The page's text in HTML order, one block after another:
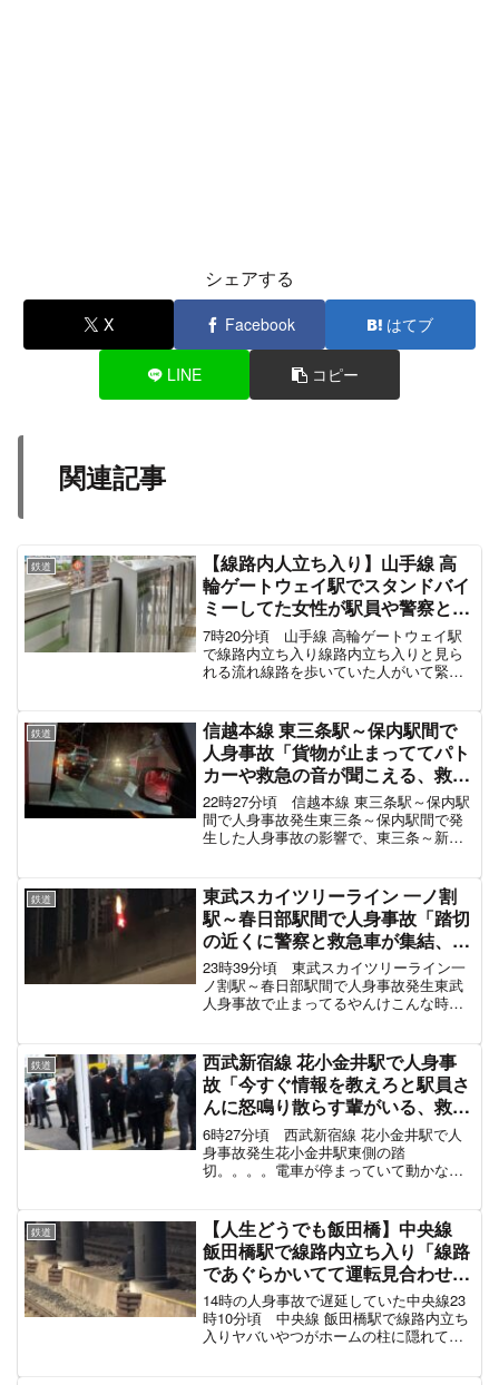
シェアする
X Facebook はてブ
LINE コピー
関連記事
鉄道
【線路内人立ち入り】山手線 高
輪ゲートウェイ駅でスタンドバイ
ミーしてた女性が駅員や警察と鬼
ごっこ「黄色い帽子の女が線路内
立ち入り、堂々と歩いててヤバか
った」京浜東北線も巻き込まれ電
7時20分頃 山手線 高輪ゲートウェイ駅
で線路内立ち入り線路内立ち入りと見ら
れる流れ線路を歩いていた人がいて緊急
いかけ↓発生から10分程度で立ち入った
女性を発見↓12分...
鉄道
信越本線 東三条駅～保内駅間で
人身事故「貨物が止まっててパト
カーや救急の音が聞こえる、救出
作業が難航」電車遅延5月6日
22時27分頃 信越本線 東三条駅～保内駅
間で人身事故発生東三条～保内駅間で発
生した人身事故の影響で、東三条～新潟
わせています。信越本線 人身事故の再
開目安20...
鉄道
東武スカイツリーライン 一ノ割
駅～春日部駅間で人身事故「踏切
の近くに警察と救急車が集結、ラ
イトを照らしながら現場検証」東
武伊勢崎線も巻き込まれ電車遅延
9月19日
23時39分頃 東武スカイツリーライン一
ノ割駅～春日部駅間で人身事故発生東武
人身事故で止まってるやんけこんな時間
(@6rBv6z) September...
鉄道
西武新宿線 花小金井駅で人身事
故「今すぐ情報を教えろと駅員さ
んに怒鳴り散らす輩がいる、救助
難航で乗客スタンドバイミー」西
武拝島線も巻き込まれ電車遅延 #
西武線 10月12日
6時27分頃 西武新宿線 花小金井駅で人
身事故発生花小金井駅東側の踏
切。。。。電車が停まっていて動かなか
Yamaguchi (@Rollie...
鉄道
【人生どうでも飯田橋】中央線
飯田橋駅で線路内立ち入り「線路
であぐらかいてて運転見合わせ、
動かないので担架でホームに強制
移動」電車遅延 #中央線 11月10
日
14時の人身事故で遅延していた中央線23
時10分頃 中央線 飯田橋駅で線路内立ち
入りヤバいやつがホームの柱に隠れてて